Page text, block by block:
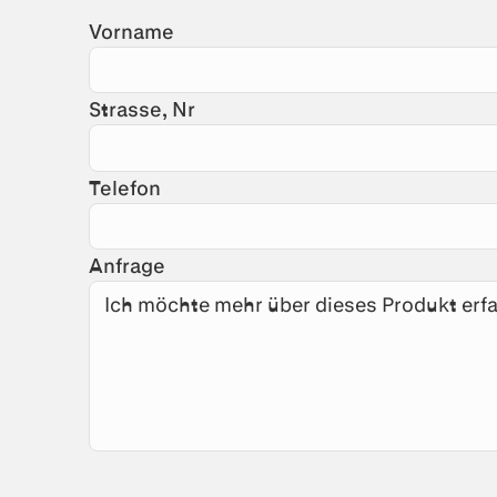
Vorname
Strasse, Nr
Telefon
Anfrage